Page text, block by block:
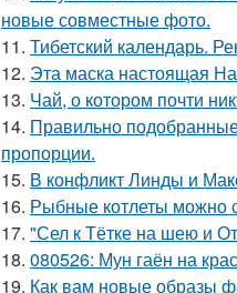
новые совместные фото.
11. Тибетский календарь.
12. Эта маска настоящая
13. Чай, о котором почти
14. Правильно
пропорции.
15. В конфликт Линды и
16. Рыбные котлеты можно
17. "Сел к Тётке на шею и
18. 080526: Мун гаён на
19. Как вам новые образы